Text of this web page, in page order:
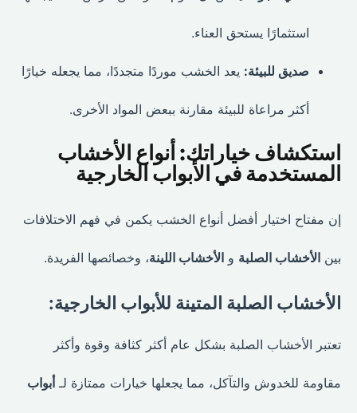
استثمارًا يستحق العناء.
صديق للبيئة:يعد الخشب موردًا متجددًا، مما يجعله خيارًا
أكثر مراعاة للبيئة مقارنة ببعض المواد الأخرى.
استكشاف خياراتك: أنواع الأخشاب
المستخدمة في الأبواب الخارجية
إن مفتاح اختيار أفضل أنواع الخشب يكمن في فهم الاختلافات
بينالأخشاب الصلبةو الأخشاب اللينة، وخصائصها الفريدة.
الأخشاب الصلبة المتينة للأبواب الخارجية:
تعتبر الأخشاب الصلبة بشكل عام أكثر كثافة وقوة وأكثر
مقاومة للخدوش والتآكل، مما يجعلها خيارات ممتازة لـأبواب